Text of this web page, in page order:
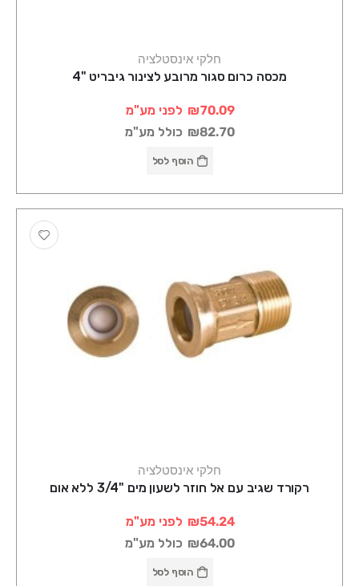
חלקי אינסטלציה
מכסה כרום סגור מרובע לצינור גיבריט "4
₪70.09 לפני מע"מ
₪82.70 כולל מע"מ
הוסף לסל
חלקי אינסטלציה
רקורד שגיב עם אל חוזר לשעון מים "3/4 ללא אום
₪54.24 לפני מע"מ
₪64.00 כולל מע"מ
הוסף לסל